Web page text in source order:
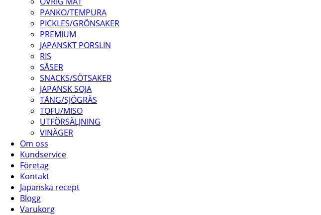
PANKO/TEMPURA
PICKLES/GRÖNSAKER
PREMIUM
JAPANSKT PORSLIN
RIS
SÅSER
SNACKS/SÖTSAKER
JAPANSK SOJA
TÅNG/SJÖGRÄS
TOFU/MISO
UTFÖRSÄLJNING
VINÄGER
Om oss
Kundservice
Företag
Kontakt
Japanska recept
Blogg
Varukorg